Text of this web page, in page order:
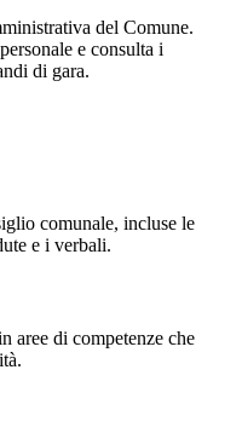
del Comune.
e consulta i
di gara.
comunale, incluse le
e i verbali.
aree di competenze che